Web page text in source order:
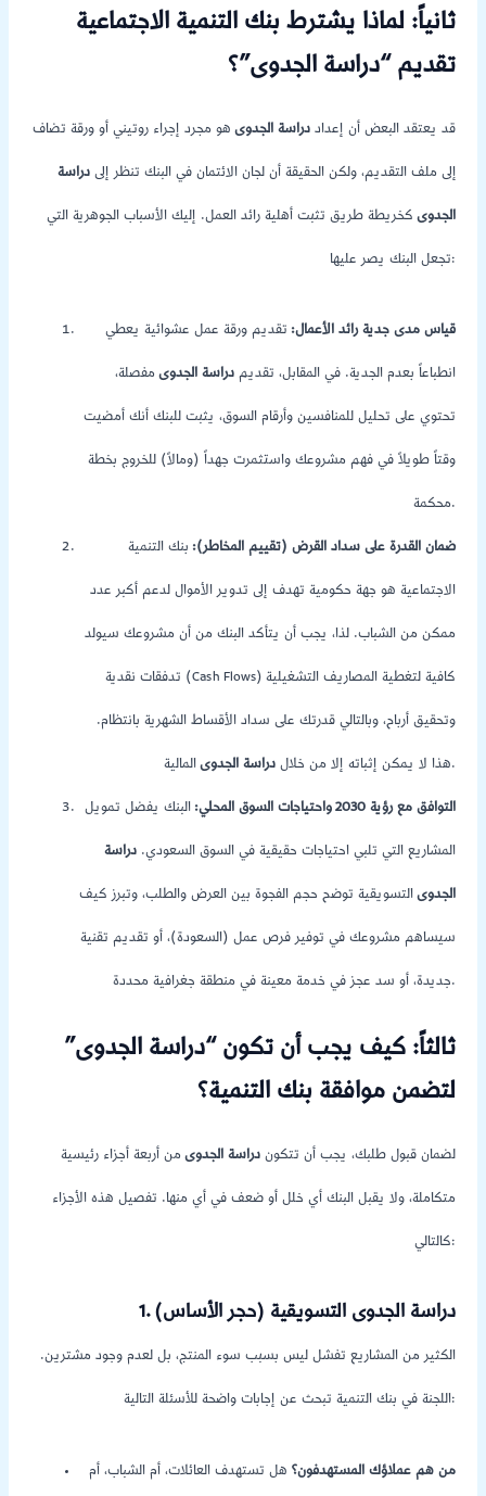
ثانياً: لماذا يشترط بنك التنمية الاجتماعية
تقديم “دراسة الجدوى”؟
قد يعتقد البعض أن إعداد دراسة الجدوىهو مجرد إجراء روتيني أو ورقة تضاف
إلى ملف التقديم، ولكن الحقيقة أن لجان الائتمان في البنك تنظر إلى دراسة
الجدوىكخريطة طريق تثبت أهلية رائد العمل. إليك الأسباب الجوهرية التي
تجعل البنك يصر عليها:
قياس مدى جدية رائد الأعمال: تقديم ورقة عمل عشوائية يعطي
انطباعاً بعدم الجدية. في المقابل، تقديم دراسة الجدوىمفصلة،
تحتوي على تحليل للمنافسين وأرقام السوق، يثبت للبنك أنك أمضيت
وقتاً طويلاً في فهم مشروعك واستثمرت جهداً (ومالاً) للخروج بخطة
محكمة.
ضمان القدرة على سداد القرض (تقييم المخاطر): بنك التنمية
الاجتماعية هو جهة حكومية تهدف إلى تدوير الأموال لدعم أكبر عدد
ممكن من الشباب. لذا، يجب أن يتأكد البنك من أن مشروعك سيولد
تدفقات نقدية (Cash Flows) كافية لتغطية المصاريف التشغيلية
وتحقيق أرباح، وبالتالي قدرتك على سداد الأقساط الشهرية بانتظام.
هذا لا يمكن إثباته إلا من خلال دراسة الجدوى المالية.
التوافق مع رؤية 2030 واحتياجات السوق المحلي: البنك يفضل تمويل
المشاريع التي تلبي احتياجات حقيقية في السوق السعودي. دراسة
الجدوىالتسويقية توضح حجم الفجوة بين العرض والطلب، وتبرز كيف
سيساهم مشروعك في توفير فرص عمل (السعودة)، أو تقديم تقنية
جديدة، أو سد عجز في خدمة معينة في منطقة جغرافية محددة.
ثالثاً: كيف يجب أن تكون “دراسة الجدوى”
لتضمن موافقة بنك التنمية؟
لضمان قبول طلبك، يجب أن تتكون دراسة الجدوىمن أربعة أجزاء رئيسية
متكاملة، ولا يقبل البنك أي خلل أو ضعف في أي منها. تفصيل هذه الأجزاء
كالتالي:
1. دراسة الجدوى التسويقية (حجر الأساس)
الكثير من المشاريع تفشل ليس بسبب سوء المنتج، بل لعدم وجود مشترين.
اللجنة في بنك التنمية تبحث عن إجابات واضحة للأسئلة التالية:
من هم عملاؤك المستهدفون؟ هل تستهدف العائلات، أم الشباب، أم